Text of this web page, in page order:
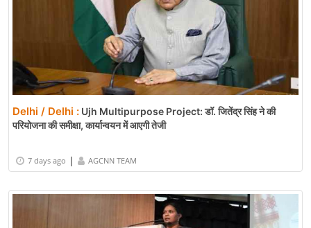
Delhi / Delhi : Ujh Multipurpose Project: डॉ. जितेंद्र सिंह ने की
परियोजना की समीक्षा, कार्यान्वयन में आएगी तेजी
7 days ago | AGCNN TEAM